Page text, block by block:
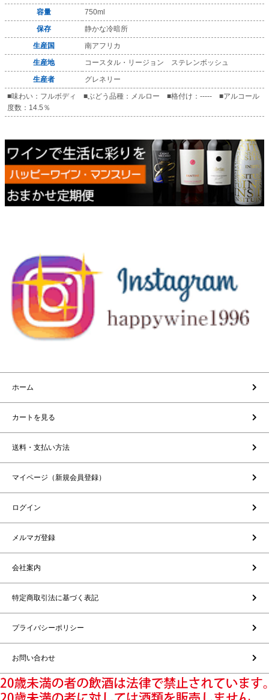
容量
750ml
保存
静かな冷暗所
生産国
南アフリカ
生産地
コースタル・リージョン ステレンボッシュ
生産者
グレネリー
■味わい：フルボディ ■ぶどう品種：メルロー ■格付け：----- ■アルコール
度数：14.5％
ホーム
カートを見る
送料・支払い方法
マイページ（新規会員登録）
ログイン
メルマガ登録
会社案内
特定商取引法に基づく表記
プライバシーポリシー
お問い合わせ